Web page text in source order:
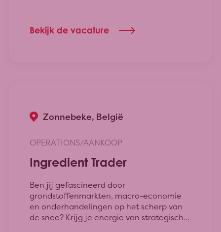
vlotte verkoop van de producten uit het
Bekijk de vacature
Zonnebeke, België
OPERATIONS/AANKOOP
Ingredient Trader
Ben jij gefascineerd door
grondstoffenmarkten, macro-economie
en onderhandelingen op het scherp van
de snee? Krijg je energie van strategische